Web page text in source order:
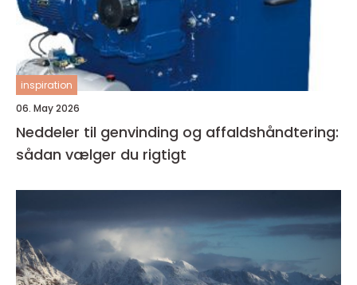
inspiration
06. May 2026
Neddeler til genvinding og affaldshåndtering:
sådan vælger du rigtigt